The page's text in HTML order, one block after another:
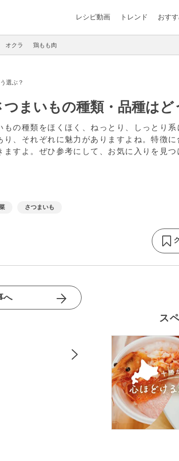
レシピ動画 トレンド おす
オクラ 鶏もも肉
選ぶ？
まいもの種類・品種はど
の種類をほくほく、ねっとり、しっとり系
、それぞれに魅力がありますよね。特徴に
すよ。ぜひ参考にして、お気に入りを見つ
さつまいも
へ
ス